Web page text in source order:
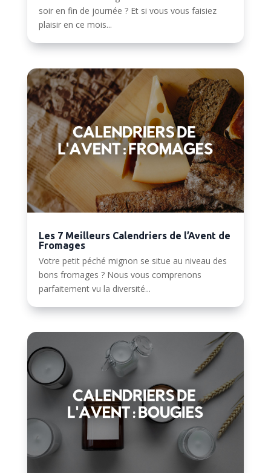
soir en fin de journée ? Et si vous vous faisiez
plaisir en ce mois...
Les 7 Meilleurs Calendriers de l’Avent de
Fromages
Votre petit péché mignon se situe au niveau des
bons fromages ? Nous vous comprenons
parfaitement vu la diversité...